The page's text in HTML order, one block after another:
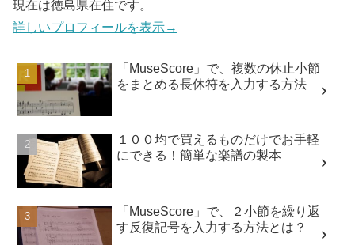
現在は徳島県在住です。
詳しいプロフィールを表示→
「MuseScore」で、複数の休止小節
をまとめる長休符を入力する方法
１００均で買えるものだけでお手軽
にできる！簡単な楽譜の製本
「MuseScore」で、２小節を繰り返
す反復記号を入力する方法とは？